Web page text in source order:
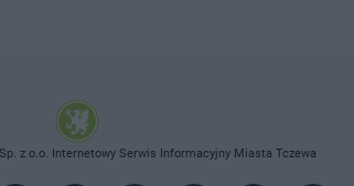
z o.o. Internetowy Serwis Informacyjny Miasta Tczewa